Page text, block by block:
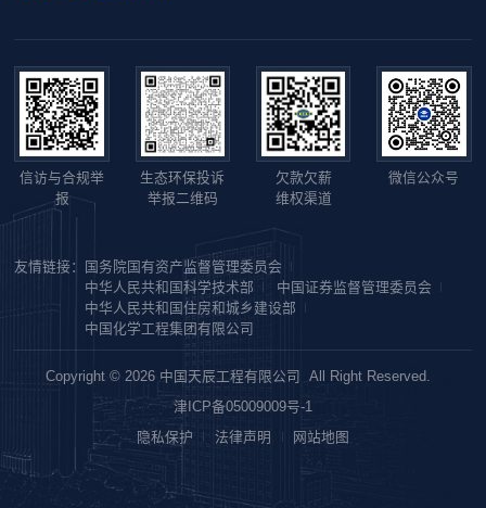
信访与合规举
报
生态环保投诉
举报二维码
欠款欠薪
维权渠道
微信公众号
友情链接：
国务院国有资产监督管理委员会
中华人民共和国科学技术部
中国证券监督管理委员会
中华人民共和国住房和城乡建设部
中国化学工程集团有限公司
Copyright © 2026 中国天辰工程有限公司 All Right Reserved.
津ICP备05009009号-1
隐私保护
法律声明 网站地图